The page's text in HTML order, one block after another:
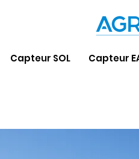
Capteur SOL Capteur